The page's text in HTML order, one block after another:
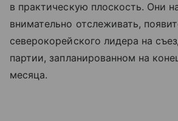
в практическую плоскость. Они
внимательно отслеживать,
северокорейского лидера на
партии, запланированном на
месяца.